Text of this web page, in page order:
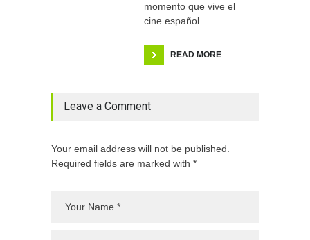
momento que vive el
cine español
READ MORE
Leave a Comment
Your email address will not be published.
Required fields are marked with *